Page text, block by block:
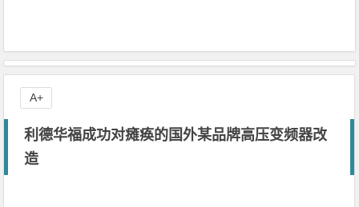
利德华福成功对瘫痪的国外某品牌高压变频器改
造
A+